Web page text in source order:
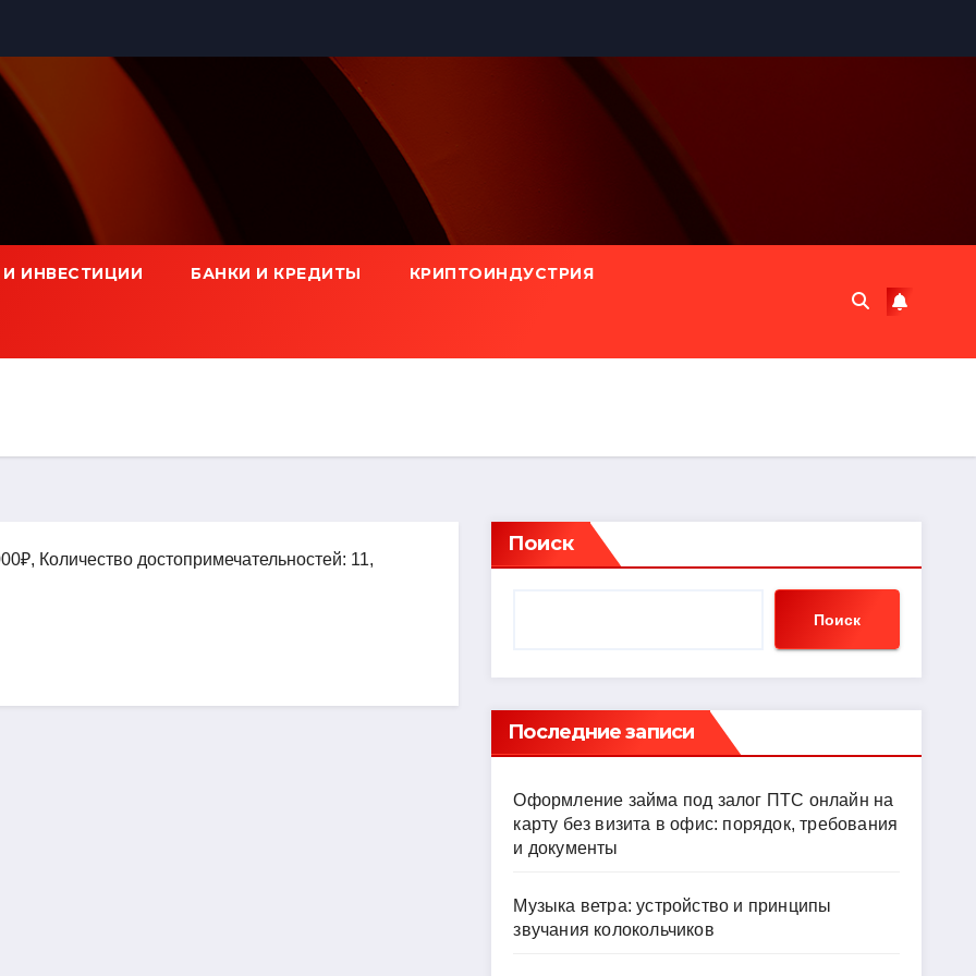
И ИНВЕСТИЦИИ БАНКИ И КРЕДИТЫ КРИПТОИНДУСТРИЯ
Количество достопримечательностей: 11,
Поиск
Поиск
Последние записи
Оформление займа под залог ПТС онлайн на
карту без визита в офис: порядок, требования
и документы
Музыка ветра: устройство и принципы
звучания колокольчиков